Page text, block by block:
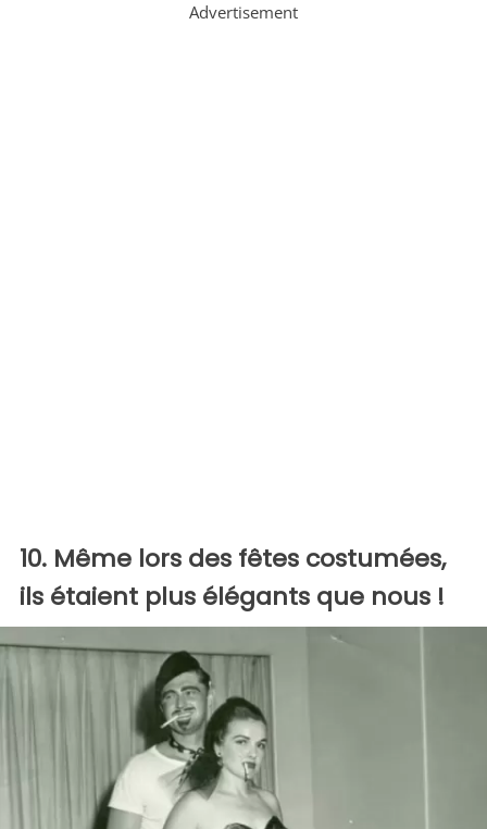
Advertisement
10. Même lors des fêtes costumées,
ils étaient plus élégants que nous !